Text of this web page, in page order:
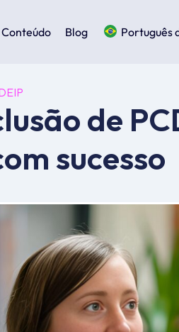
Conteúdo Blog Português
de
sucesso